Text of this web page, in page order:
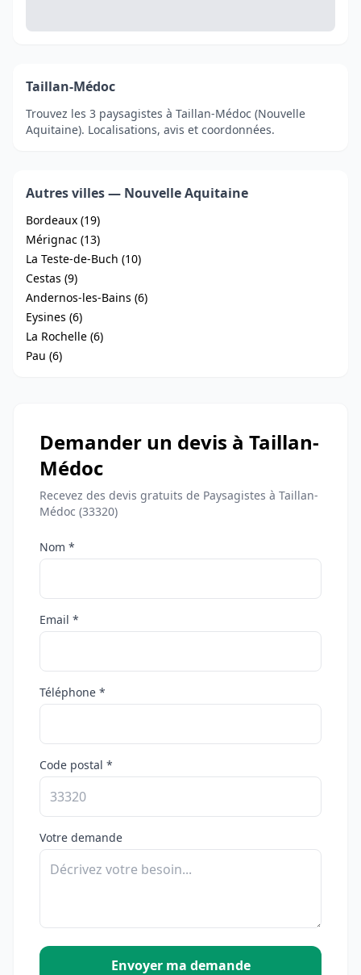
Taillan-Médoc
Trouvez les 3 paysagistes à Taillan-Médoc (Nouvelle
Aquitaine). Localisations, avis et coordonnées.
Autres villes — Nouvelle Aquitaine
Bordeaux (19)
Mérignac (13)
La Teste-de-Buch (10)
Cestas (9)
Andernos-les-Bains (6)
Eysines (6)
La Rochelle (6)
Pau (6)
Demander un devis à Taillan-
Médoc
Recevez des devis gratuits de Paysagistes à Taillan-
Médoc (33320)
Nom *
Email *
Téléphone *
Code postal *
Votre demande
Envoyer ma demande